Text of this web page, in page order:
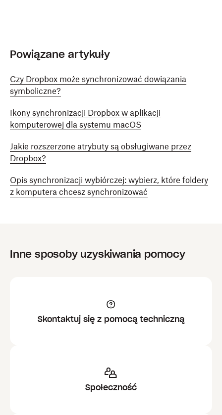
Powiązane artykuły
Czy Dropbox może synchronizować dowiązania
symboliczne?
Ikony synchronizacji Dropbox w aplikacji
komputerowej dla systemu macOS
Jakie rozszerzone atrybuty są obsługiwane przez
Dropbox?
Opis synchronizacji wybiórczej: wybierz, które foldery
z komputera chcesz synchronizować
Inne sposoby uzyskiwania pomocy
Skontaktuj się z pomocą techniczną
Społeczność